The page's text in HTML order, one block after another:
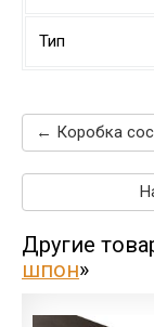
Тип
← Коробка
Другие
шпон»